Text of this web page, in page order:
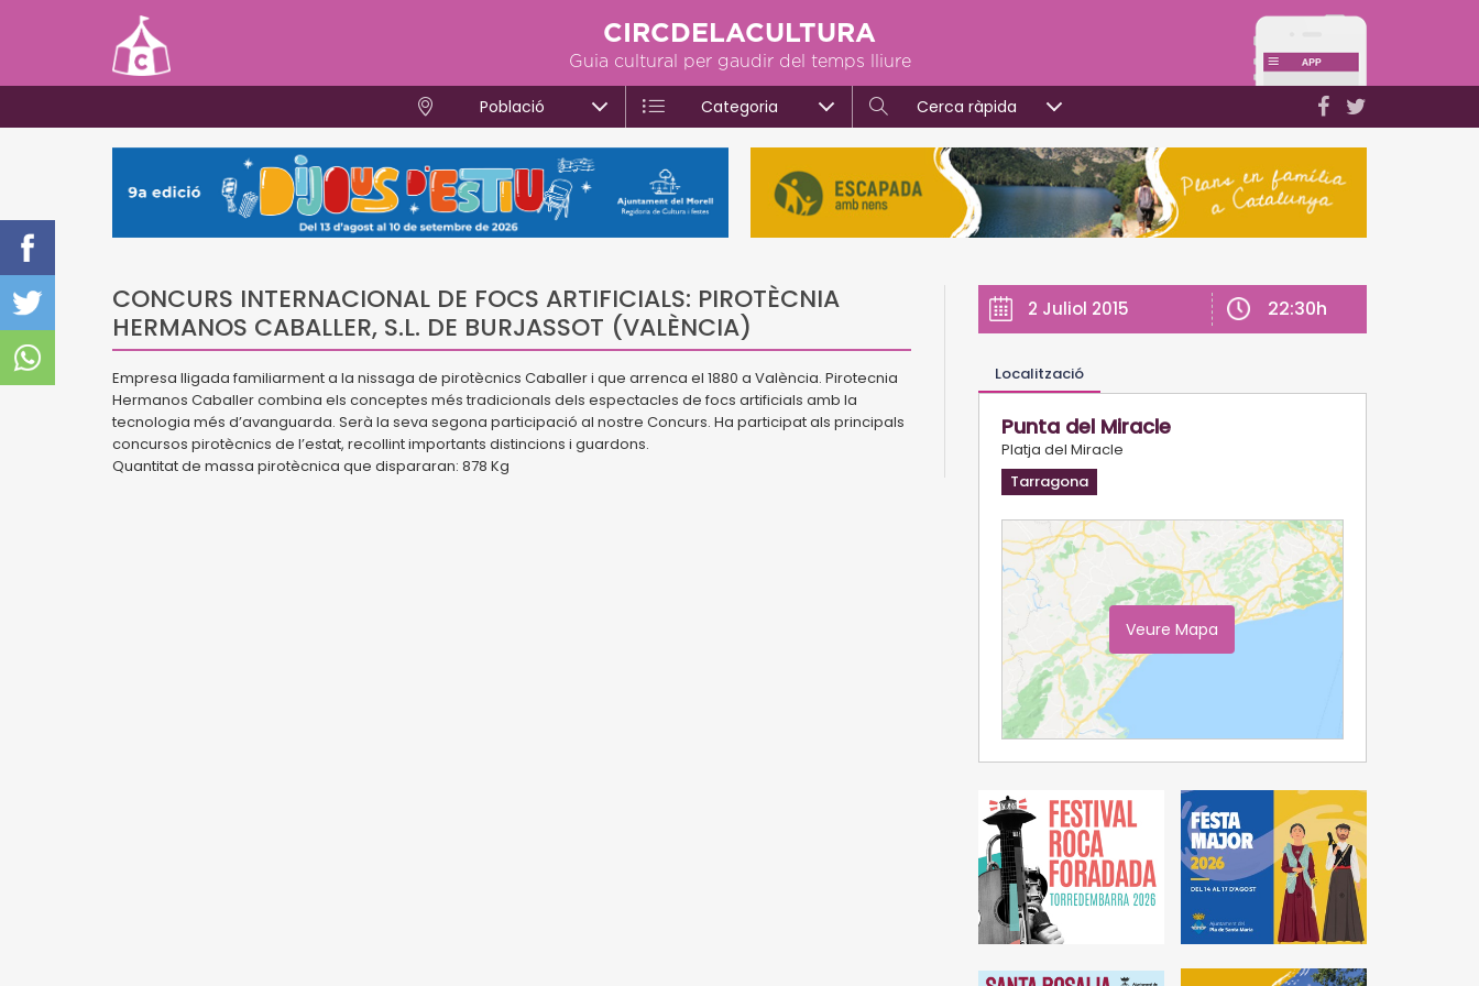
CIRCDELACULTURA
Guia cultural per gaudir del temps lliure
Població Categoria Cerca ràpida
CONCURS INTERNACIONAL DE FOCS ARTIFICIALS: PIROTÈCNIA
HERMANOS CABALLER, S.L. DE BURJASSOT (VALÈNCIA)
Empresa lligada familiarment a la nissaga de pirotècnics Caballer i que arrenca el 1880 a València. Pirotecnia
Hermanos Caballer combina els conceptes més tradicionals dels espectacles de focs artificials amb la
tecnologia més d’avanguarda. Serà la seva segona participació al nostre Concurs. Ha participat als principals
concursos pirotècnics de l’estat, recollint importants distincions i guardons.
Quantitat de massa pirotècnica que dispararan: 878 Kg
2 Juliol 2015 22:30h
Localització
Punta del Miracle
Platja del Miracle
Tarragona
Veure Mapa